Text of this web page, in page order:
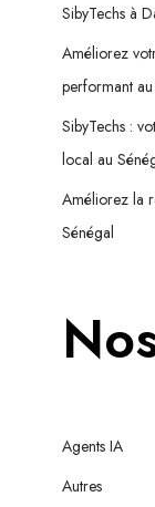
SibyTechs à
Améliorez
performant
SibyTechs :
local au
Améliorez la
Sénégal
Agents IA
Autres